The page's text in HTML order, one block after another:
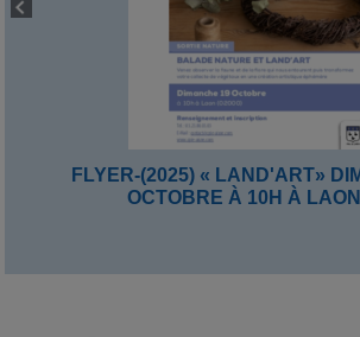
FLYER-(2025) « LAND'ART»
OCTOBRE À 10H À